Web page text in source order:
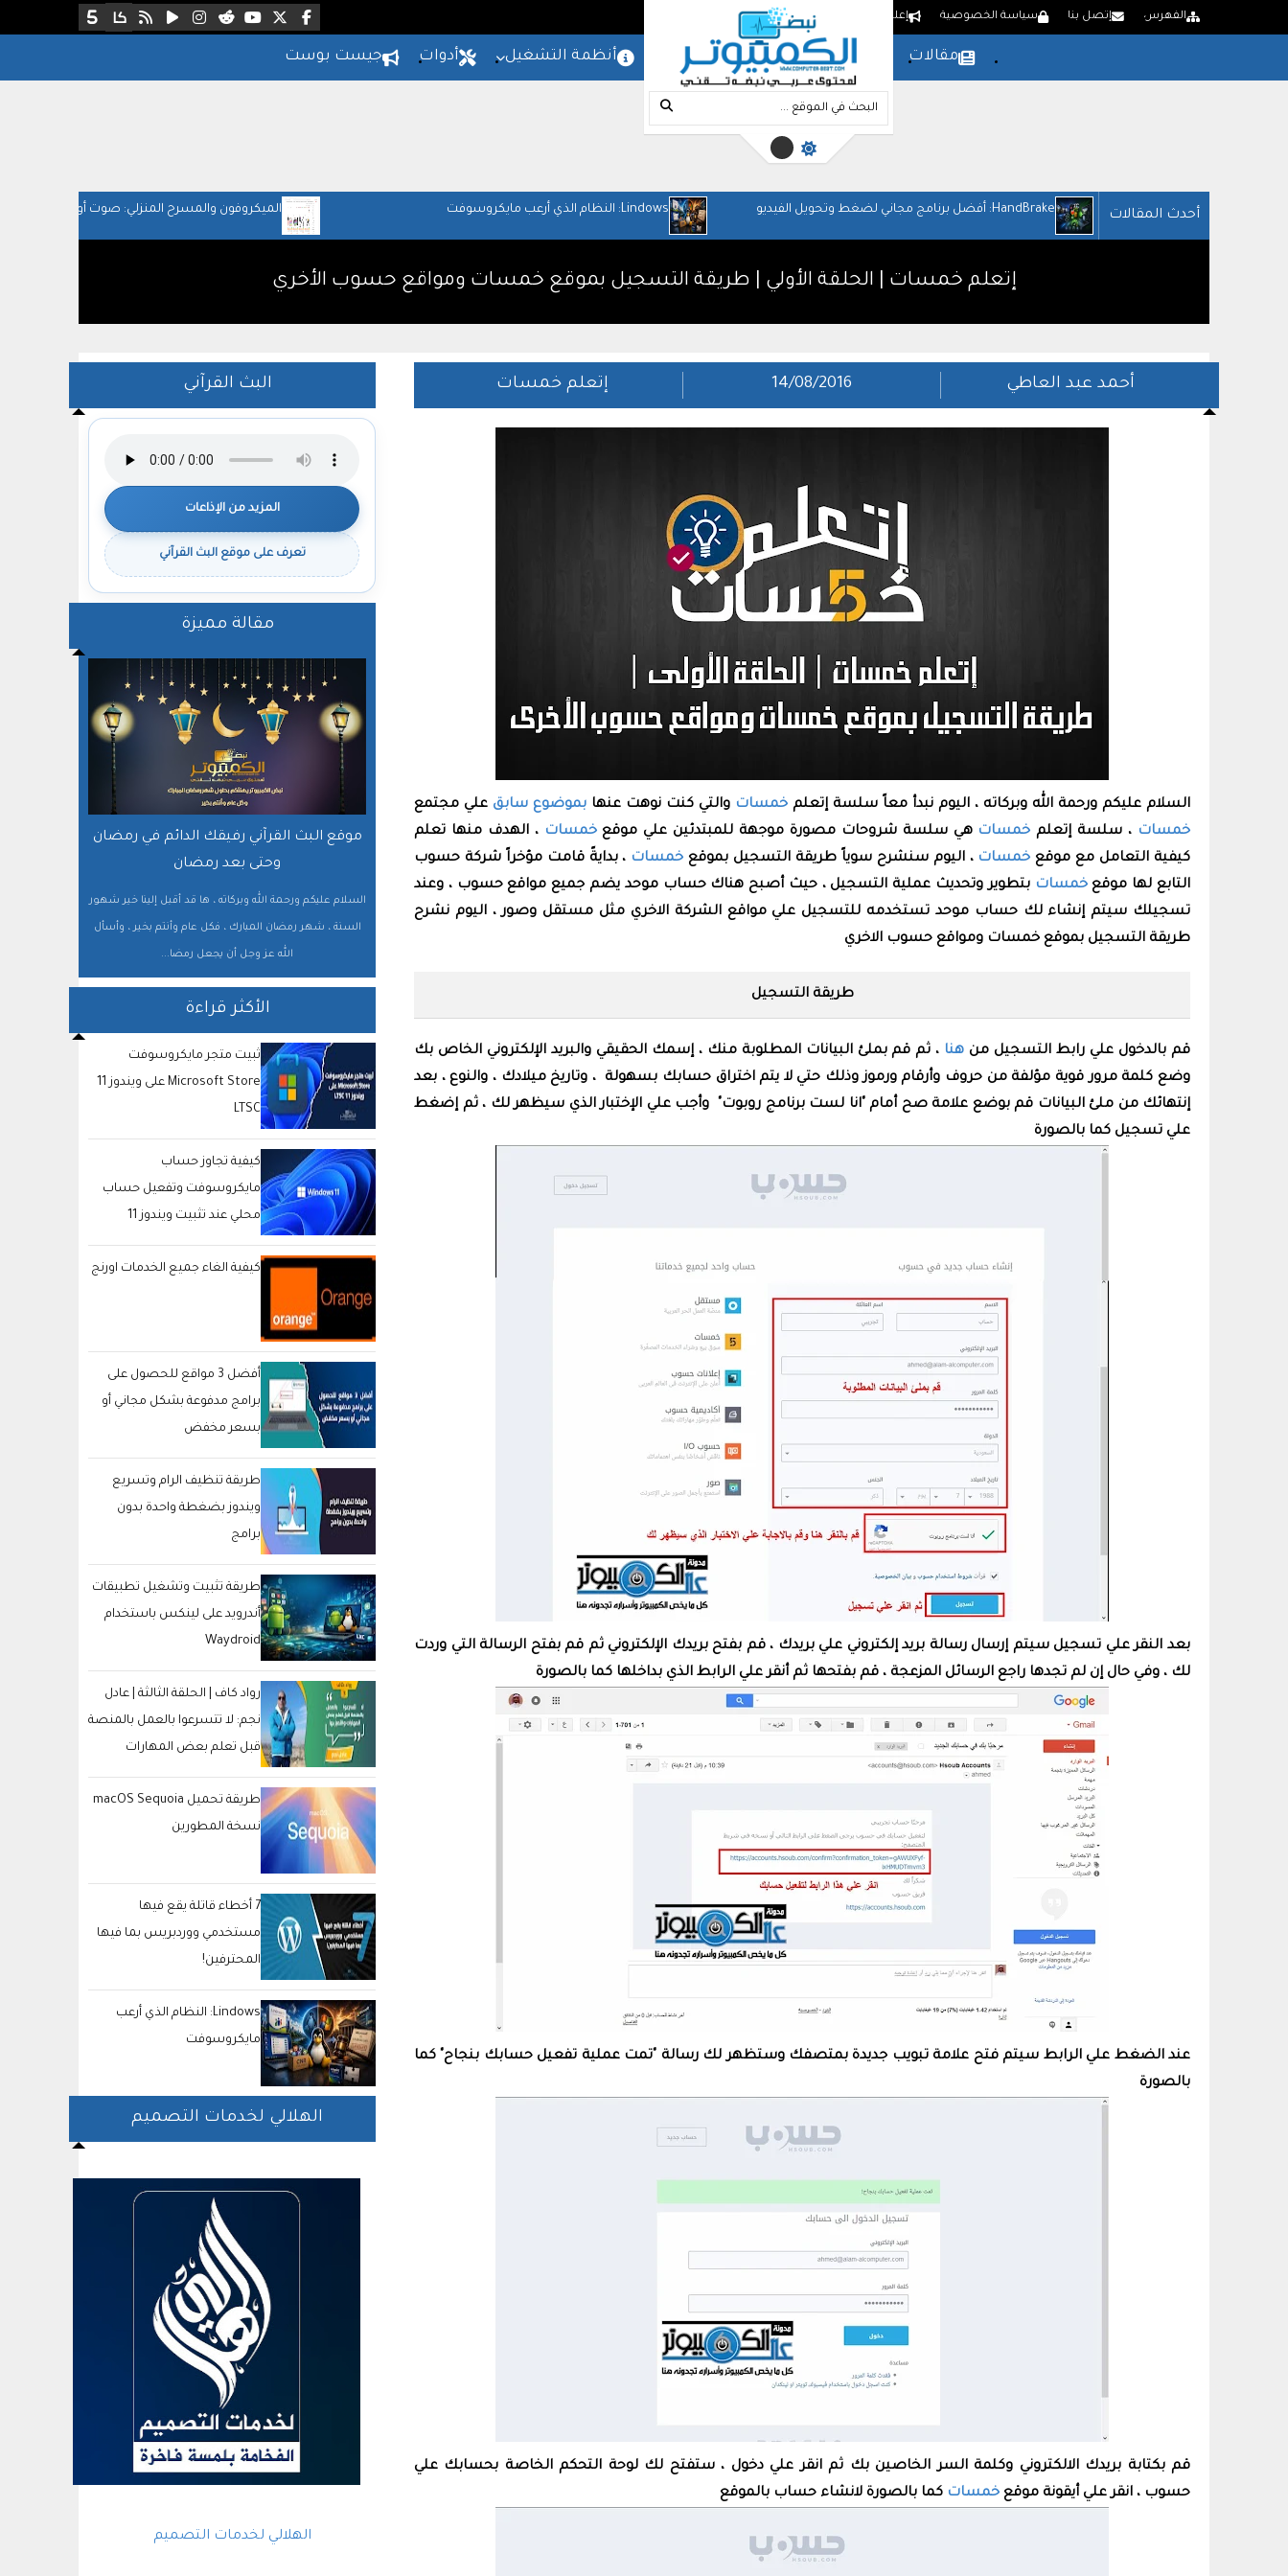
الفهرس إتصل بنا سياسة الخصوصية إعلن لدينا المزيد
مقالات برامج شروحات مواقع أنظمة التشغيل أدوات جيست بوست
أحدث المقالات HandBrake: أفضل برنامج مجاني لضغط وتحويل الفيديو Lindows: النظام الذي أرعب مايكروسوفت
الميكروفون والمسرح المنزلي: صوت أوضح لحياتك اليومية
والعمل
إتعلم خمسات | الحلقة الأولي | طريقة التسجيل بموقع خمسات ومواقع حسوب الأخري
أحمد عبد العاطي 14/08/2016 إتعلم خمسات
السلام عليكم ورحمة الله وبركاته ، اليوم نبدأ معاً سلسة إتعلم خمسات والتي كنت نوهت عنها بموضوع سابق علي مجتمع
خمسات ، سلسة إتعلم خمسات هي سلسة شروحات مصورة موجهة للمبتدئين علي موقعخمسات ، الهدف منها تعلم
كيفية التعامل مع موقع خمسات ، اليوم سنشرح سوياً طريقة التسجيل بموقع خمسات ، بدايةً قامت مؤخراً شركة حسوب
التابع لها موقعخمسات بتطوير وتحديث عملية التسجيل ، حيث أصبح هناك حساب موحد يضم جميع مواقع حسوب ، وعند
تسجيلك سيتم إنشاء لك حساب موحد تستخدمه للتسجيل علي مواقع الشركة الاخري مثل مستقل وصور ، اليوم نشرح
طريقة التسجيل بموقع خمسات ومواقع حسوب الاخري
طريقة التسجيل
قم بالدخول علي رابط التسجيل من هنا ، ثم قم بملئ البيانات المطلوبة منك ، إسمك الحقيقي والبريد الإلكتروني الخاص بك
وضع كلمة مرور قوية مؤلفة من حروف وأرقام ورموز وذلك حتي لا يتم اختراق حسابك بسهولة ، وتاريخ ميلادك ، والنوع ، بعد
إنتهائك من ملئ البيانات قم بوضع علامة صح أمام "انا لست برنامج روبوت" وأجب علي الإختبار الذي سيظهر لك ، ثم إضغط
علي تسجيل كما بالصورة
بعد النقر علي تسجيل سيتم إرسال رسالة بريد إلكتروني علي بريدك ، قم بفتح بريدك الإلكتروني ثم قم بفتح الرسالة التي وردت
لك ، وفي حال إن لم تجدها راجع الرسائل المزعجة ، قم بفتحها ثم أنقر علي الرابط الذي بداخلها كما بالصورة
عند الضغط علي الرابط سيتم فتح علامة تبويب جديدة بمتصفك وستظهر لك رسالة "تمت عملية تفعيل حسابك بنجاح" كما
بالصورة
قم بكتابة بريدك الالكتروني وكلمة السر الخاصين بك ثم انقر علي دخول ، ستفتح لك لوحة التحكم الخاصة بحسابك علي
حسوب ، انقر علي أيقونة موقع خمسات كما بالصورة لانشاء حساب بالموقع
البث القرآني
المزيد من الإذاعات
تعرف على موقع البث القرآني
مقالة مميزة
موقع البث القرآني رفيقك الدائم في رمضان
وحتى بعد رمضان
السلام عليكم ورحمة الله وبركاته ، ها قد أقبل إلينا خير شهور
السنة ، شهر رمضان المبارك ، فكل عام وأنتم بخير ، وأسأل
الله عز وجل أن يجعل رمضا...
الأكثر قراءة
ثبيت متجر مايكروسوفت
Microsoft Store على ويندوز 11
LTSC
كيفية تجاوز حساب
مايكروسوفت وتفعيل حساب
محلي عند تثبيت ويندوز 11
كيفية الغاء جميع الخدمات اورنج
أفضل 3 مواقع للحصول على
برامج مدفوعة بشكل مجاني أو
بسعر مخفض
طريقة تنظيف الرام وتسريع
ويندوز بضغطة واحدة بدون
برامج
طريقة تثبيت وتشغيل تطبيقات
أندرويد على لينكس باستخدام
Waydroid
رواد كاف | الحلقة الثالثة | عادل
نجم: لا تتسرعوا بالعمل بالمنصة
قبل تعلم بعض المهارات
والتميز بها
طريقة تحميل macOS Sequoia
نسخة المطورين
7 أخطاء قاتلة يقع فيها
مستخدمي ووردبريس بما فيها
المحترفين!
Lindows: النظام الذي أرعب
مايكروسوفت
الهلالي لخدمات التصميم
الهلالي لخدمات التصميم